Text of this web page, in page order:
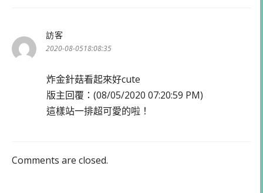
訪客
示:
2020-08-0518:08:35
炸金針菇看起來好cute
版主回覆：(08/05/2020 07:20:59 PM)
這樣站一排超可愛的啦！
Comments are closed.